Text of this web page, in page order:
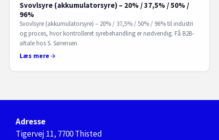
Svovlsyre (akkumulatorsyre) – 20% / 37,5% / 50% /
96%
Svovlsyre (akkumulatorsyre) – 20% / 37,5% / 50% / 96% til industri
og proces, hvor kontrolleret syrebehandling er nødvendig. Få B2B-
aftale hos S. Sørensen.
Læs mere
Adresse
Tigervej 11, 7700 Thisted